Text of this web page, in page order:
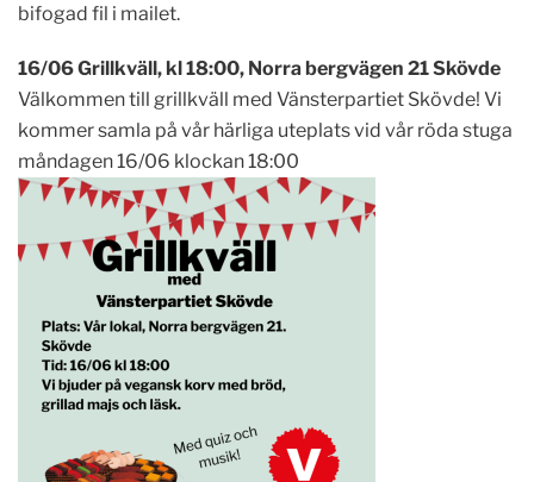
bifogad fil i mailet.
16/06 Grillkväll, kl 18:00, Norra bergvägen 21 Skövde
Välkommen till grillkväll med Vänsterpartiet Skövde! Vi
kommer samla på vår härliga uteplats vid vår röda stuga
måndagen 16/06 klockan 18:00